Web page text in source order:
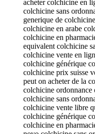
acheter colchicine en
colchicine sans
generique de
colchicine en arabe
colchicine en
equivalent colchicine
colchicine vente en
colchicine générique
colchicine prix suisse
peut on acheter de la
colchicine ordonnance
colchicine sans
colchicine vente libre
colchicine générique
colchicine en